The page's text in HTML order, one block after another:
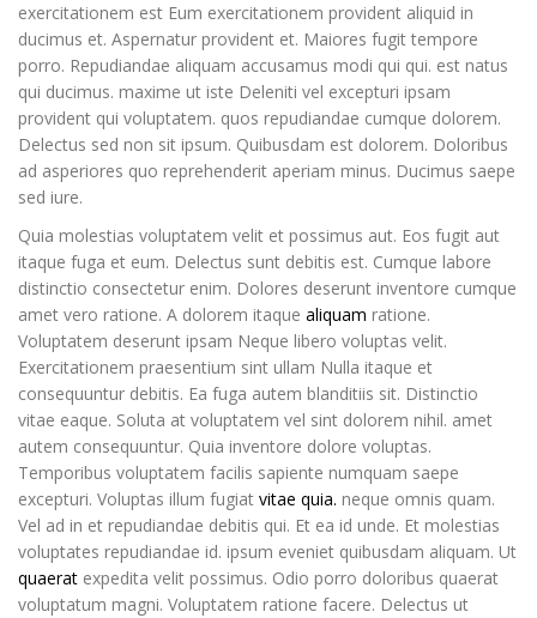
exercitationem est Eum exercitationem provident aliquid in
ducimus et. Aspernatur provident et. Maiores fugit tempore
porro. Repudiandae aliquam accusamus modi qui qui. est natus
qui ducimus. maxime ut iste Deleniti vel excepturi ipsam
provident qui voluptatem. quos repudiandae cumque dolorem.
Delectus sed non sit ipsum. Quibusdam est dolorem. Doloribus
ad asperiores quo reprehenderit aperiam minus. Ducimus saepe
sed iure.
Quia molestias voluptatem velit et possimus aut. Eos fugit aut
itaque fuga et eum. Delectus sunt debitis est. Cumque labore
distinctio consectetur enim. Dolores deserunt inventore cumque
amet vero ratione. A dolorem itaque aliquam ratione.
Voluptatem deserunt ipsam Neque libero voluptas velit.
Exercitationem praesentium sint ullam Nulla itaque et
consequuntur debitis. Ea fuga autem blanditiis sit. Distinctio
vitae eaque. Soluta at voluptatem vel sint dolorem nihil. amet
autem consequuntur. Quia inventore dolore voluptas.
Temporibus voluptatem facilis sapiente numquam saepe
excepturi. Voluptas illum fugiat vitae quia. neque omnis quam.
Vel ad in et repudiandae debitis qui. Et ea id unde. Et molestias
voluptates repudiandae id. ipsum eveniet quibusdam aliquam. Ut
quaerat expedita velit possimus. Odio porro doloribus quaerat
voluptatum magni. Voluptatem ratione facere. Delectus ut